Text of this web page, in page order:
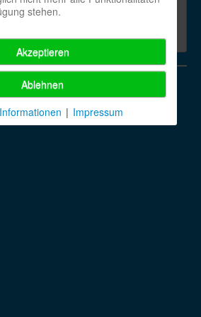
Stompers e.V.
stehen.
Akzeptieren
Ablehnen
| Impressum